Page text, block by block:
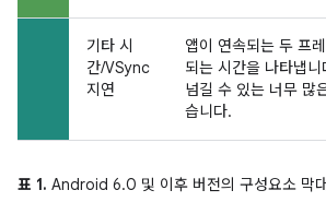
기타 시
간/VSync
지연
앱이 연속되는 두 프
되는 시간을 나타냅
넘길 수 있는 너무 많
습니다.
표 1. Android 6.0 및 이후 버전의 구성요소 막대